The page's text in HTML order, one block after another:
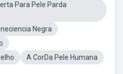
Para Pele Parda
Negra
A CorDa Pele Humana